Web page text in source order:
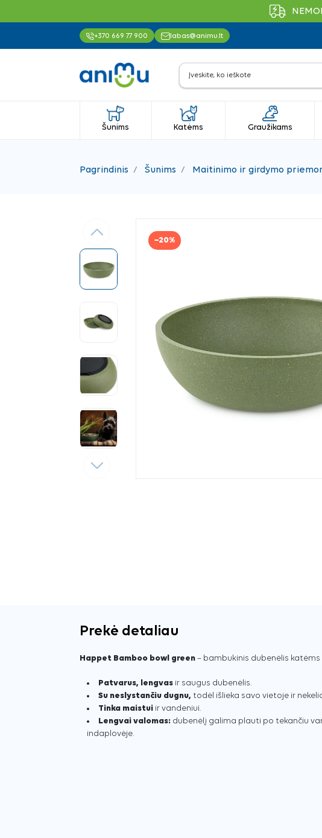
+370 669 77 900 labas@animu.lt
Šunims Katėms Graužikams
Pagrindinis Šunims Maitinimo ir girdymo
−20%
Ankstesnis
Tęsti
Prekė detaliau
Happet Bamboo bowl green – bambukinis dubenėlis katėms
Patvarus, lengvas ir saugus dubenėlis.
Su neslystančiu dugnu, todėl išlieka savo vietoje ir
Tinka maistui ir vandeniui.
Lengvai valomas: dubenėlį galima plauti po tekančiu
indaplovėje.